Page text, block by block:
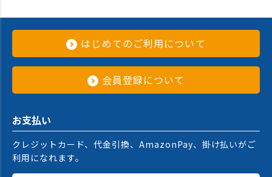
はじめてのご利用について
会員登録について
お支払い
クレジットカード、代金引換、AmazonPay、掛け払いがご
利用になれます。